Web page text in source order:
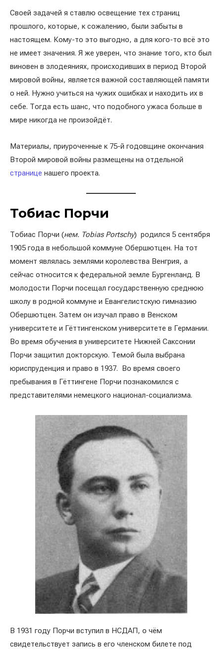
Своей задачей я ставлю освещение тех страниц
прошлого, которые, к сожалению, были забыты в
настоящем. Кому-то это выгодно, а для кого-то всё это
не имеет значения. Я же уверен, что знание того, кто был
виновен в злодеяниях, происходивших в период Второй
мировой войны, является важной составляющей памяти
о ней. Нужно учиться на чужих ошибках и находить их в
себе. Тогда есть шанс, что подобного ужаса больше в
мире никогда не произойдёт.
Материалы, приуроченные к 75-й годовщине окончания
Второй мировой войны размещены на отдельной
странице нашего проекта.
Тобиас Порчи
Тобиас Порчи (нем. Tobias Portschy) родился 5 сентября
1905 года в небольшой коммуне Обершютцен. На тот
момент являлась землями королевства Венгрия, а
сейчас относится к федеральной земле Бургенланд. В
молодости Порчи посещал государственную среднюю
школу в родной коммуне и Евангелистскую гимназию
Обершютцен. Затем он изучал право в Венском
университете и Гёттингенском университете в Германии.
Во время обучения в университете Нижней Саксонии
Порчи защитил докторскую. Темой была выбрана
юриспруденция и право в 1937. Во время своего
пребывания в Гёттингене Порчи познакомился с
представителями немецкого национал-социализма.
В 1931 году Порчи вступил в НСДАП, о чём
свидетельствует запись в его членском билете под